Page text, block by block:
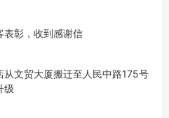
表彰，收到感谢信
从文贸大厦搬迁至人民中路175号
级